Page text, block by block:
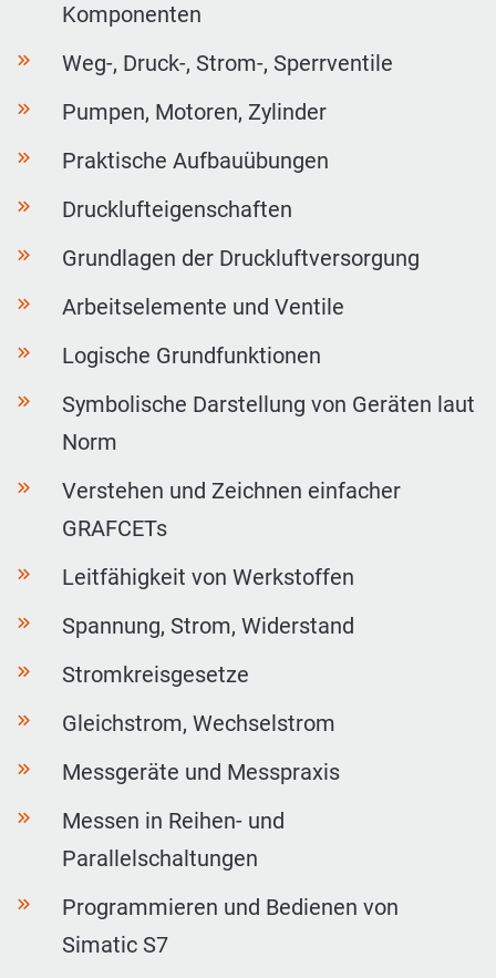
Komponenten
Weg-, Druck-, Strom-, Sperrventile
Pumpen, Motoren, Zylinder
Praktische Aufbauübungen
Drucklufteigenschaften
Grundlagen der Druckluftversorgung
Arbeitselemente und Ventile
Logische Grundfunktionen
Symbolische Darstellung von Geräten laut
Norm
Verstehen und Zeichnen einfacher
GRAFCETs
Leitfähigkeit von Werkstoffen
Spannung, Strom, Widerstand
Stromkreisgesetze
Gleichstrom, Wechselstrom
Messgeräte und Messpraxis
Messen in Reihen- und
Parallelschaltungen
Programmieren und Bedienen von
Simatic S7